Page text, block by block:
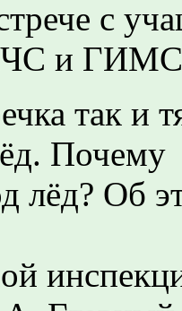
с
и
так и
Почему
лёд? Об